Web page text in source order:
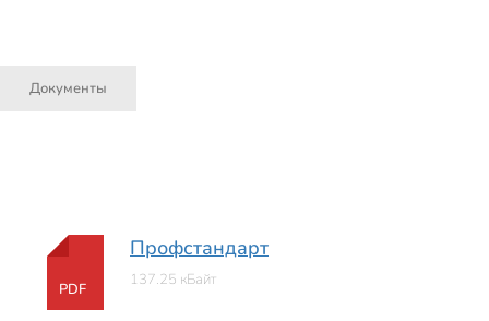
Документы
PDF
Профстандарт
137.25 кБайт